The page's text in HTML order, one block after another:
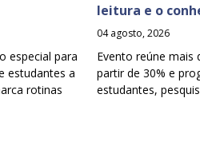
especial para
estudantes a
rotinas
leitura e o
04 agosto, 2026
Evento reúne mais
partir de 30% e
estudantes,